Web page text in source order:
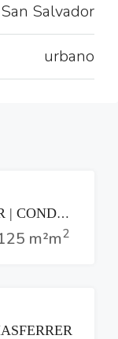
San Salvador
urbano
APARTAMENTO EN ALQUILER | CONDOMINIO 71, COLONIA ESCALÓN
m²m2